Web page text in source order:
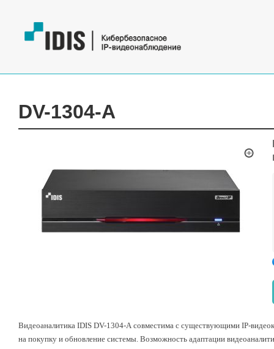
DV-1304-A
Видеоаналитика IDIS DV-1304-А совместима с существующими IP-
на покупку и обновление системы. Возможность адаптации